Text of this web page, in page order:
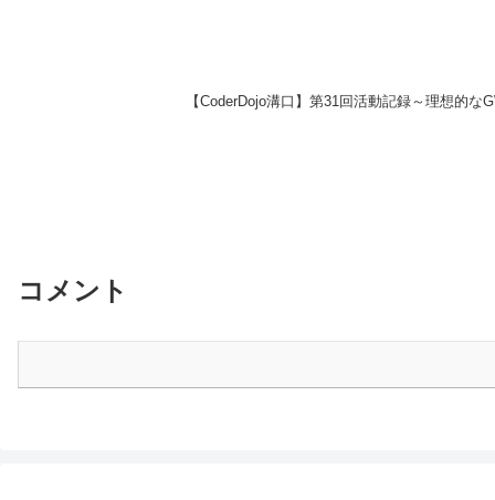
【CoderDojo溝口】第31回活動記録～理想的
コメント